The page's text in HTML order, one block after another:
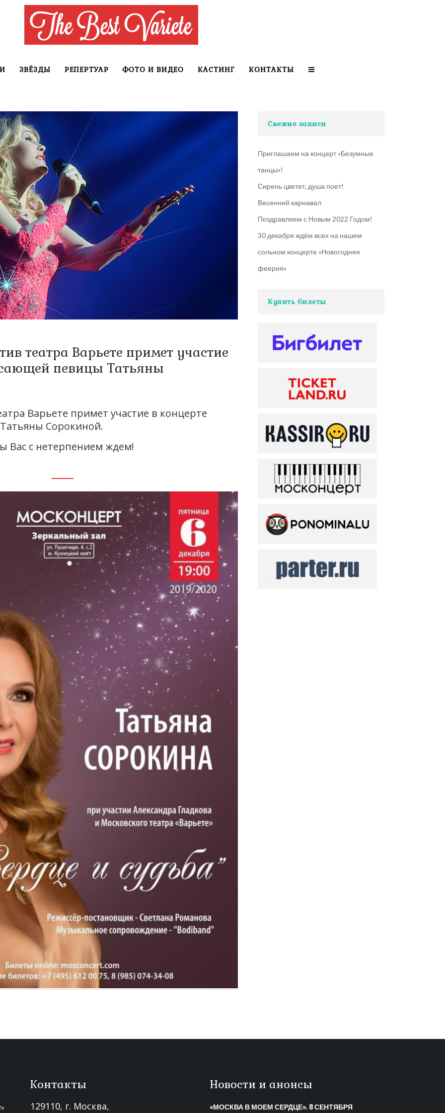
ЗВЁЗДЫ РЕПЕРТУАР ФОТО И ВИДЕО КАСТИНГ КОНТАКТЫ
театра Варьете примет участие
певицы Татьяны
Варьете примет участие в концерте
Сорокиной.
Вас с нетерпением ждем!
Свежие записи
Приглашаем на концерт «Безумные
танцы»!
Сирень цветет, душа поет!
Весенний карнавал
Поздравляем с Новым 2022 Годом!
30 декабря ждём всех на нашем
сольном концерте «Новогодняя
феерия»
Купить билеты
Контакты
129110, г. Москва,
Новости и анонсы
«МОСКВА В МОЕМ СЕРДЦЕ». 8 СЕНТЯБРЯ